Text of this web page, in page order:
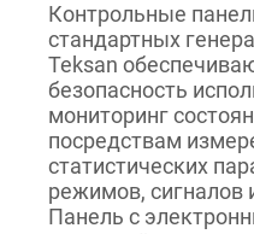
Контрольные
стандартных
Teksan
безопасность
мониторинг
посредствам
статистических
режимов, сигналов
Панель с